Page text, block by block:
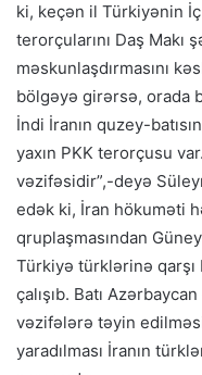
ki, keçən il Türkiyənin İç
terorçularını Daş Makı
məskunlaşdırmasını
bölgəyə girərsə, orada
İndi İranın quzey-
yaxın PKK terorçusu
vəzifəsidir”,-deyə
edək ki, İran hökuməti
qruplaşmasından
Türkiyə türklərinə qarşı
çalışıb. Batı
vəzifələrə təyin
yaradılması İranın